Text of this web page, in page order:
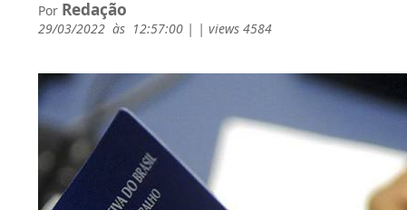
Por Redação
29/03/2022 às 12:57:00 | | views 4584